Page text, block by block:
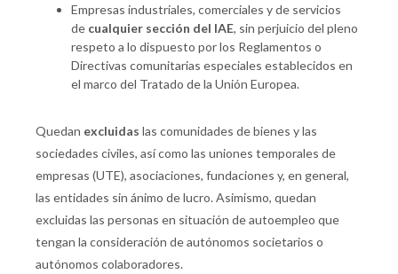
Empresas industriales, comerciales y de servicios
de cualquier sección del IAE, sin perjuicio del pleno
respeto a lo dispuesto por los Reglamentos o
Directivas comunitarias especiales establecidos en
el marco del Tratado de la Unión Europea.
Quedan excluidas las comunidades de bienes y las
sociedades civiles, así como las uniones temporales de
empresas (UTE), asociaciones, fundaciones y, en general,
las entidades sin ánimo de lucro. Asimismo, quedan
excluidas las personas en situación de autoempleo que
tengan la consideración de autónomos societarios o
autónomos colaboradores.